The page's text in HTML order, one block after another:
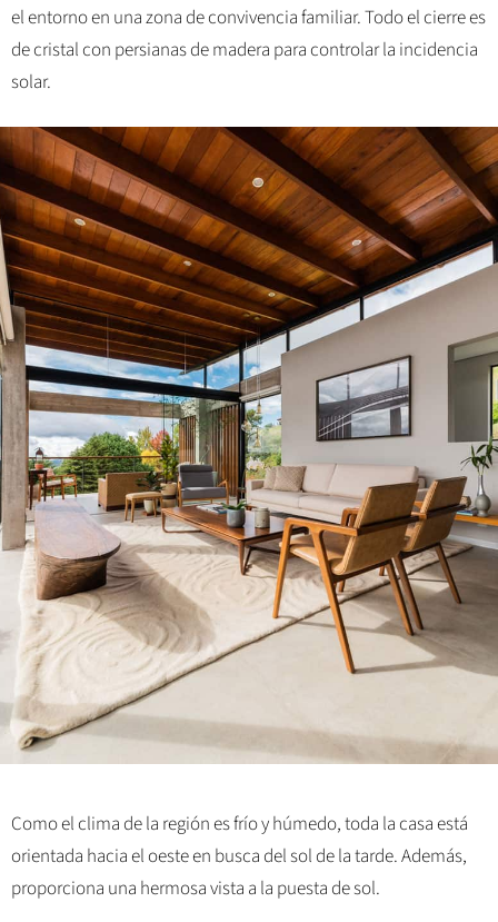
el entorno en una zona de convivencia familiar. Todo el cierre es
de cristal con persianas de madera para controlar la incidencia
solar.
Como el clima de la región es frío y húmedo, toda la casa está
orientada hacia el oeste en busca del sol de la tarde. Además,
proporciona una hermosa vista a la puesta de sol.